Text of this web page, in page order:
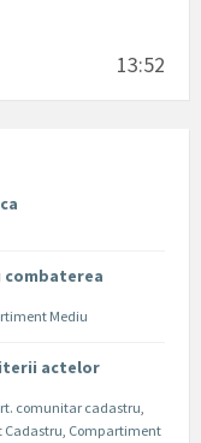
13:52
combaterea
Mediu
actelor
comunitar cadastru,
Cadastru, Compartiment